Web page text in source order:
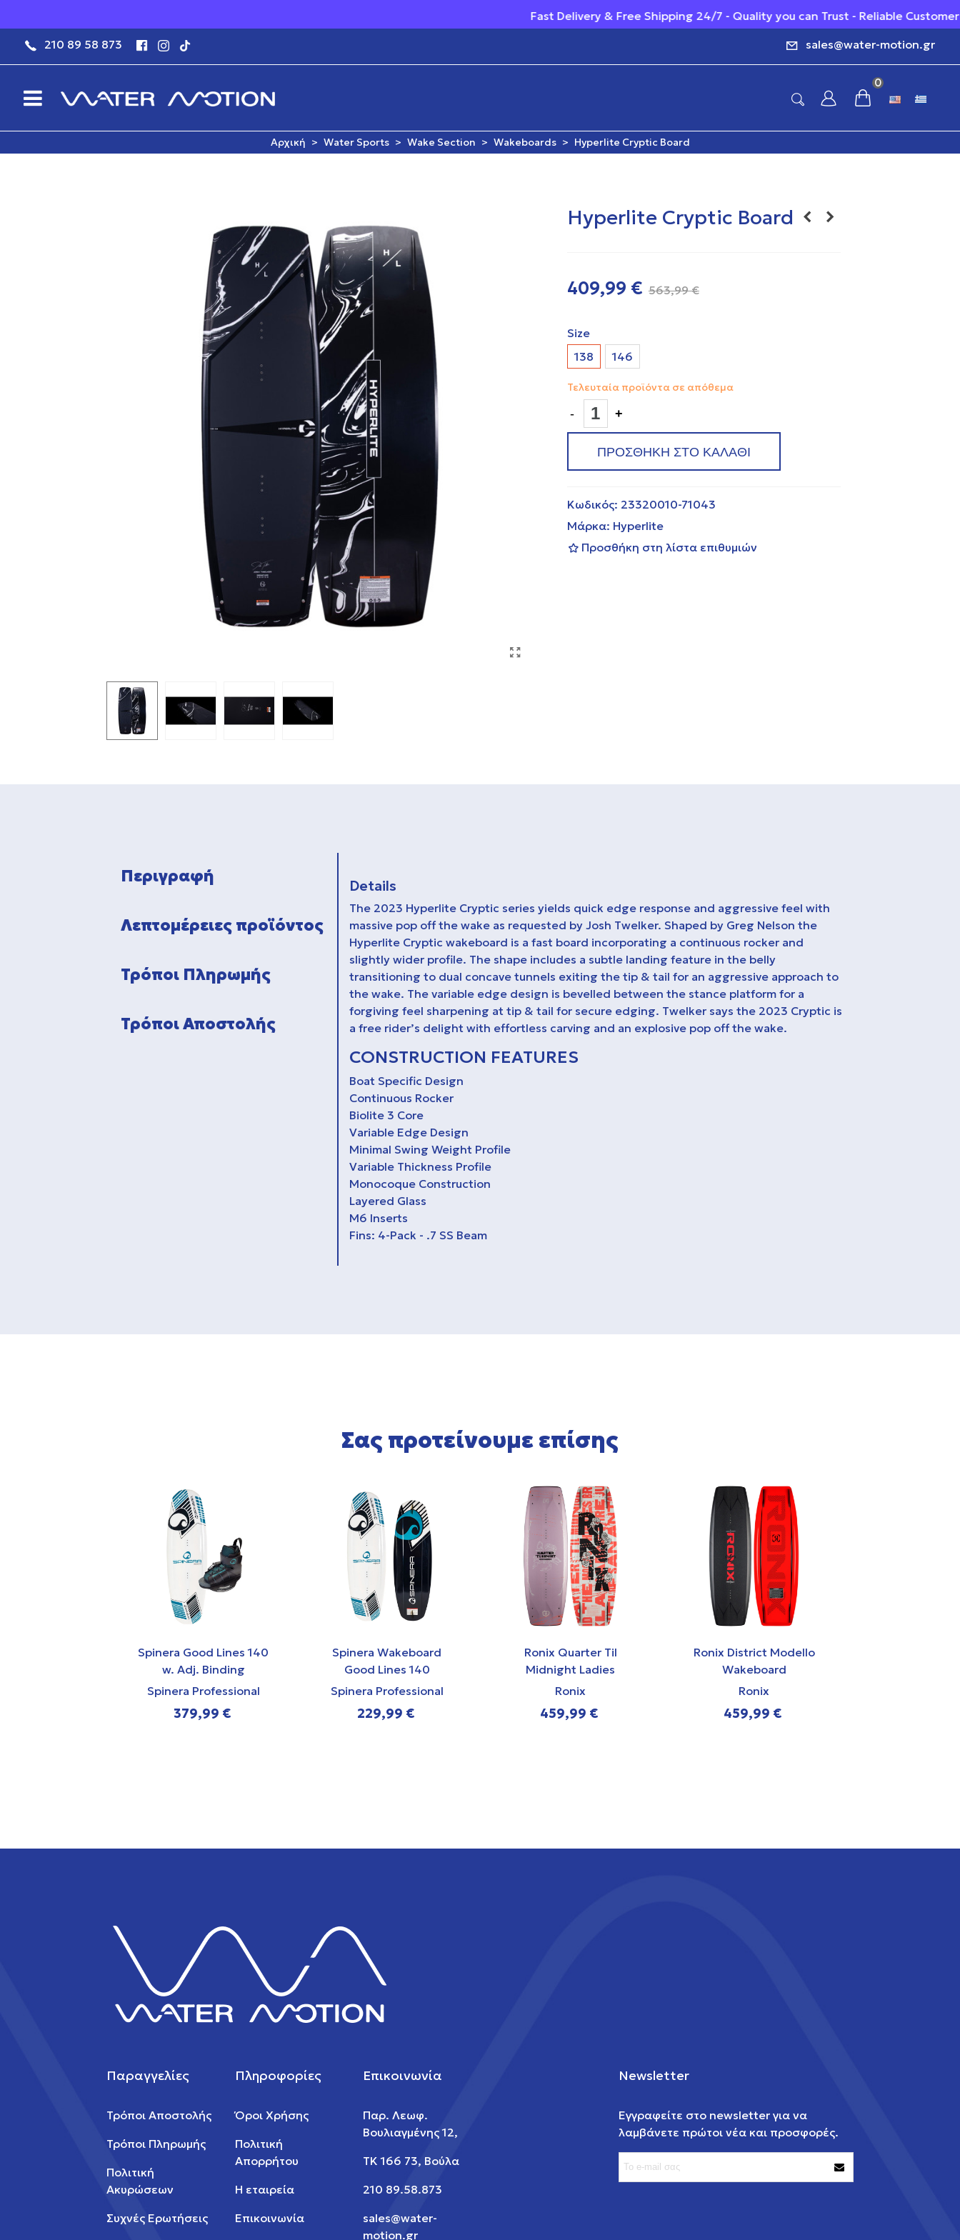
Fast Delivery & Free Shipping 24/7 - Quality you can Trust - Reliable Customer
210 89 58 873
sales@water-motion.gr
0
Αρχική > Water Sports > Wake Section > Wakeboards > Hyperlite Cryptic Board
Hyperlite Cryptic Board
409,99 € 563,99 €
Size
138
146
Τελευταία προϊόντα σε απόθεμα
- +
ΠΡΟΣΘΗΚΗ ΣΤΟ ΚΑΛΑΘΙ
Κωδικός: 23320010-71043
Μάρκα: Hyperlite
Προσθήκη στη λίστα επιθυμιών
Περιγραφή
Λεπτομέρειες προϊόντος
Τρόποι Πληρωμής
Τρόποι Αποστολής
Details
The 2023 Hyperlite Cryptic series yields quick edge response and aggressive feel with
massive pop off the wake as requested by Josh Twelker. Shaped by Greg Nelson the
Hyperlite Cryptic wakeboard is a fast board incorporating a continuous rocker and
slightly wider profile. The shape includes a subtle landing feature in the belly
transitioning to dual concave tunnels exiting the tip & tail for an aggressive approach to
the wake. The variable edge design is bevelled between the stance platform for a
forgiving feel sharpening at tip & tail for secure edging. Twelker says the 2023 Cryptic is
a free rider’s delight with effortless carving and an explosive pop off the wake.
CONSTRUCTION FEATURES
Boat Specific Design
Continuous Rocker
Biolite 3 Core
Variable Edge Design
Minimal Swing Weight Profile
Variable Thickness Profile
Monocoque Construction
Layered Glass
M6 Inserts
Fins: 4-Pack - .7 SS Beam
Σας προτείνουμε επίσης
Spinera Good Lines 140
w. Adj. Binding
Spinera Professional
379,99 €
Spinera Wakeboard
Good Lines 140
Spinera Professional
229,99 €
Ronix Quarter Til
Midnight Ladies
Modello Wakeboard
Ronix
459,99 €
Ronix District Modello
Wakeboard
Ronix
459,99 €
Παραγγελίες
Τρόποι Αποστολής
Τρόποι Πληρωμής
Πολιτική
Ακυρώσεων
Συχνές Ερωτήσεις
Πληροφορίες
Όροι Χρήσης
Πολιτική
Απορρήτου
Η εταιρεία
Επικοινωνία
Επικοινωνία
Παρ. Λεωφ.
Βουλιαγμένης 12,
ΤΚ 166 73, Βούλα
210 89.58.873
sales@water-
motion.gr
Newsletter
Εγγραφείτε στο newsletter για να
λαμβάνετε πρώτοι νέα και προσφορές.